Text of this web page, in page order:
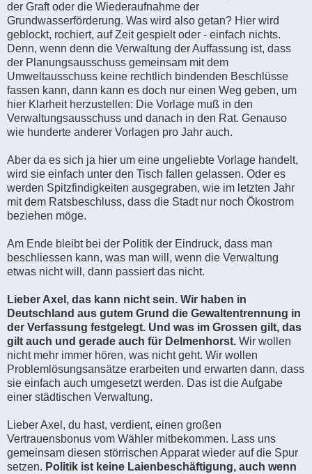
der Graft oder die Wiederaufnahme der
Grundwasserförderung. Was wird also getan? Hier wird
geblockt, rochiert, auf Zeit gespielt oder - einfach nichts.
Denn, wenn denn die Verwaltung der Auffassung ist, dass
der Planungsausschuss gemeinsam mit dem
Umweltausschuss keine rechtlich bindenden Beschlüsse
fassen kann, dann kann es doch nur einen Weg geben, um
hier Klarheit herzustellen: Die Vorlage muß in den
Verwaltungsausschuss und danach in den Rat. Genauso
wie hunderte anderer Vorlagen pro Jahr auch.
Aber da es sich ja hier um eine ungeliebte Vorlage handelt,
wird sie einfach unter den Tisch fallen gelassen. Oder es
werden Spitzfindigkeiten ausgegraben, wie im letzten Jahr
mit dem Ratsbeschluss, dass die Stadt nur noch Ökostrom
beziehen möge.
Am Ende bleibt bei der Politik der Eindruck, dass man
beschliessen kann, was man will, wenn die Verwaltung
etwas nicht will, dann passiert das nicht.
Lieber Axel, das kann nicht sein. Wir haben in
Deutschland aus gutem Grund die Gewaltentrennung in
der Verfassung festgelegt. Und was im Grossen gilt, das
gilt auch und gerade auch für Delmenhorst. Wir wollen
nicht mehr immer hören, was nicht geht. Wir wollen
Problemlösungsansätze erarbeiten und erwarten dann, dass
sie einfach auch umgesetzt werden. Das ist die Aufgabe
einer städtischen Verwaltung.
Lieber Axel, du hast, verdient, einen großen
Vertrauensbonus vom Wähler mitbekommen. Lass uns
gemeinsam diesen störrischen Apparat wieder auf die Spur
setzen. Politik ist keine Laienbeschäftigung, auch wenn